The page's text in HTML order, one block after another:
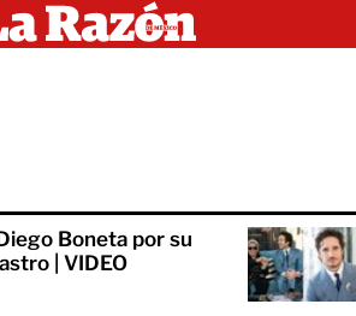
Boneta por su
| VIDEO